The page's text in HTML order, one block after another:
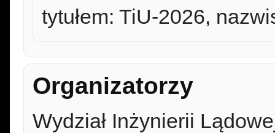
tytułem: TiU-2026,
Organizatorzy
Wydział Inżynierii